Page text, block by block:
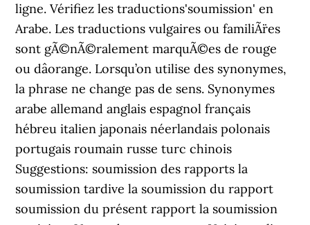
ligne. Vérifiez les traductions'soumission' en
Arabe. Les traductions vulgaires ou familiÃ¨res
sont gÃ©nÃ©ralement marquÃ©es de rouge
ou dâorange. Lorsqu’on utilise des synonymes,
la phrase ne change pas de sens. Synonymes
arabe allemand anglais espagnol français
hébreu italien japonais néerlandais polonais
portugais roumain russe turc chinois
Suggestions: soumission des rapports la
soumission tardive la soumission du rapport
soumission du présent rapport la soumission